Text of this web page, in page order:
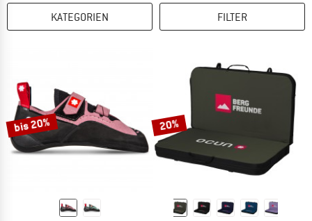
KATEGORIEN FILTER
bis 20% 20%